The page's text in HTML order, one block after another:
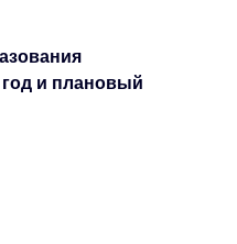
и плановый